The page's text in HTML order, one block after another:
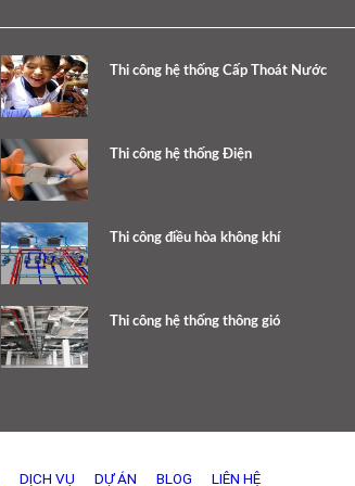
Thi công hệ thống Cấp Thoát Nước
Thi công hệ thống Điện
Thi công điều hòa không khí
Thi công hệ thống thông gió
DỊCH VỤ DỰ ÁN BLOG LIÊN HỆ